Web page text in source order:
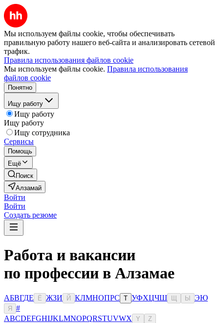
Мы используем файлы cookie, чтобы обеспечивать
правильную работу нашего веб-сайта и анализировать сетевой
трафик.
Правила использования файлов cookie
Мы используем файлы cookie. Правила использования
файлов cookie
Понятно
Ищу работу
Ищу работу
Ищу работу
Ищу сотрудника
Сервисы
Помощь
Ещё
Поиск
Алзамай
Войти
Войти
Создать резюме
Работа и вакансии
по профессии в Алзамае
АБВГДЕ Ё ЖЗИ Й КЛМНОПРС Т УФХЦЧШ Ы ЭЮ
Я
#
ABCDEFGHIJKLMNOPQRSTUVWX Y Z